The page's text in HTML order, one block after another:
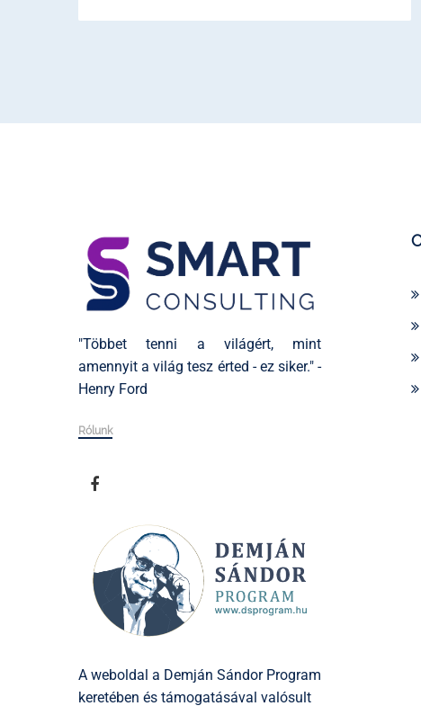
"Többet tenni a világért, mint
amennyit a világ tesz érted - ez siker." -
Henry Ford
Rólunk
A weboldal a Demján Sándor Program
keretében és támogatásával valósult